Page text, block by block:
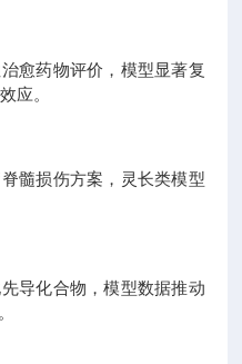
愈药物评价，模型显著复
应。
髓损伤方案，灵长类模型
导化合物，模型数据推动